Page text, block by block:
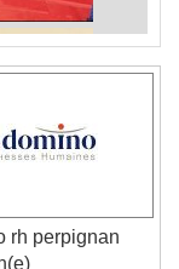
perpignan